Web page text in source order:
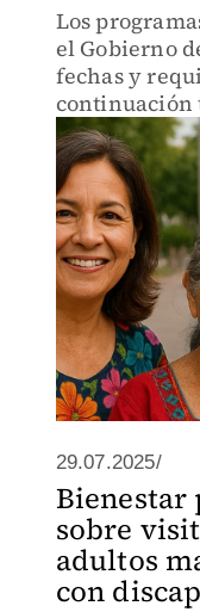
Los
el Gobierno
fechas y
continuación
en qué
29.07.2025/
Bienestar
sobre
adultos
con